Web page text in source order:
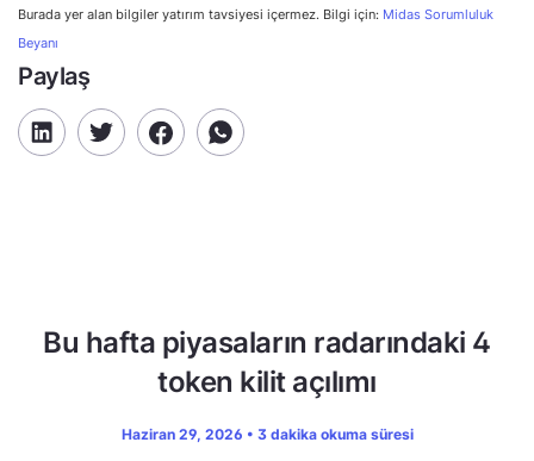
Burada yer alan bilgiler yatırım tavsiyesi içermez. Bilgi için: Midas Sorumluluk
Beyanı
Paylaş
Bu hafta piyasaların radarındaki 4
token kilit açılımı
Haziran 29, 2026 • 3 dakika okuma süresi